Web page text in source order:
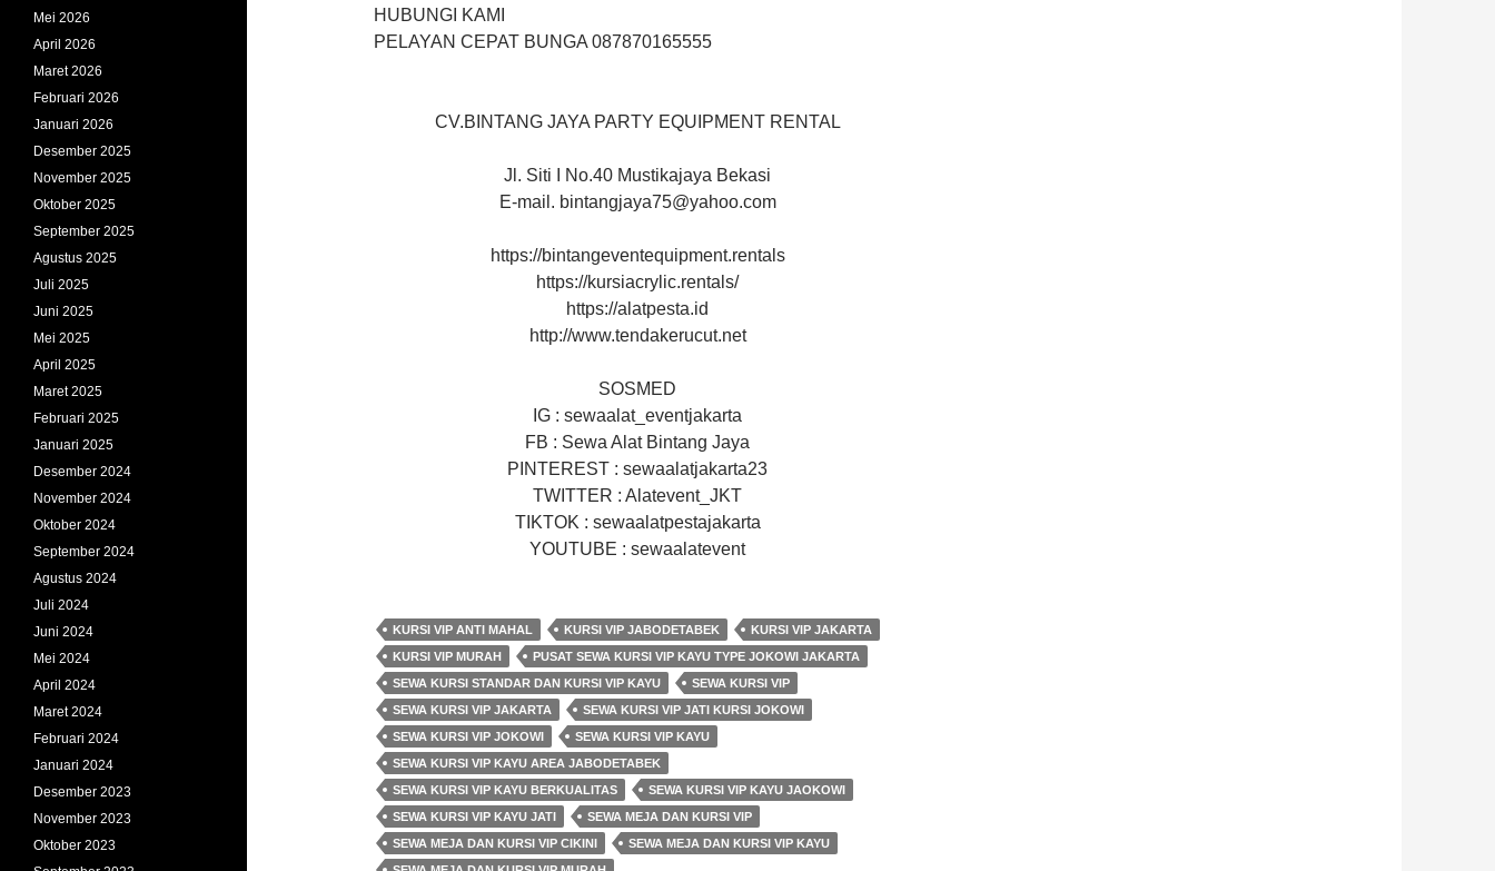
HUBUNGI KAMI
PELAYAN CEPAT BUNGA 087870165555
CV.BINTANG JAYA PARTY EQUIPMENT RENTAL
Jl. Siti I No.40 Mustikajaya Bekasi
E-mail. bintangjaya75@yahoo.com
https://bintangeventequipment.rentals
https://kursiacrylic.rentals/
https://alatpesta.id
http://www.tendakerucut.net
SOSMED
IG : sewaalat_eventjakarta
FB : Sewa Alat Bintang Jaya
PINTEREST : sewaalatjakarta23
TWITTER : Alatevent_JKT
TIKTOK : sewaalatpestajakarta
YOUTUBE : sewaalatevent
KURSI VIP ANTI MAHAL KURSI VIP JABODETABEK
KURSI VIP JAKARTA
KURSI VIP MURAH
PUSAT SEWA KURSI VIP KAYU TYPE JOKOWI JAKARTA
SEWA KURSI STANDAR DAN KURSI VIP KAYU
SEWA KURSI VIP
SEWA KURSI VIP JAKARTA
SEWA KURSI VIP JATI KURSI JOKOWI
SEWA KURSI VIP JOKOWI
SEWA KURSI VIP KAYU
SEWA KURSI VIP KAYU AREA JABODETABEK
SEWA KURSI VIP KAYU BERKUALITAS
SEWA KURSI VIP KAYU JAOKOWI
SEWA KURSI VIP KAYU JATI
SEWA MEJA DAN KURSI VIP
SEWA MEJA DAN KURSI VIP CIKINI
SEWA MEJA DAN KURSI VIP KAYU
Mei 2026
April 2026
Maret 2026
Februari 2026
Januari 2026
Desember 2025
November 2025
Oktober 2025
September 2025
Agustus 2025
Juli 2025
Juni 2025
Mei 2025
April 2025
Maret 2025
Februari 2025
Januari 2025
Desember 2024
November 2024
Oktober 2024
September 2024
Agustus 2024
Juli 2024
Juni 2024
Mei 2024
April 2024
Maret 2024
Februari 2024
Januari 2024
Desember 2023
November 2023
Oktober 2023